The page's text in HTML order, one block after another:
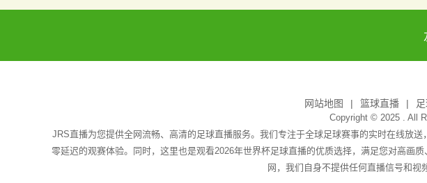
网站地图 篮球直播
Copyright © 2025 . All
JRS直播为您提供全网流畅、高清的足球直播服务。我们专注于全球足球赛事的实时在线放
零延迟的观赛体验。同时，这里也是观看2026年世界杯足球直播的优质选择，满足您对高画
网，我们自身不提供任何直播信号和视